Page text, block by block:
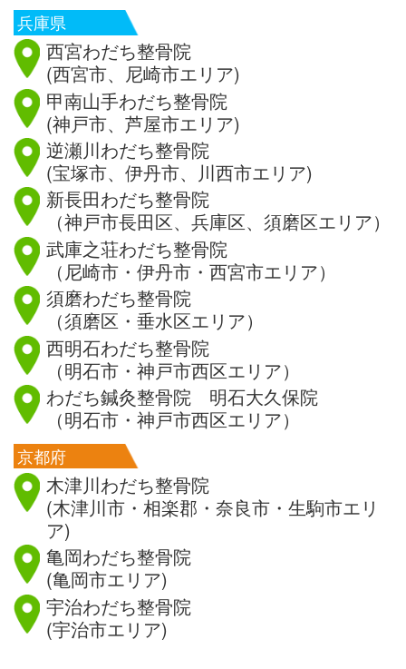
兵庫県
西宮わだち整骨院
(西宮市、尼崎市エリア)
甲南山手わだち整骨院
(神戸市、芦屋市エリア)
逆瀬川わだち整骨院
(宝塚市、伊丹市、川西市エリア)
新長田わだち整骨院
（神戸市長田区、兵庫区、須磨区エリア）
武庫之荘わだち整骨院
（尼崎市・伊丹市・西宮市エリア）
須磨わだち整骨院
（須磨区・垂水区エリア）
西明石わだち整骨院
（明石市・神戸市西区エリア）
わだち鍼灸整骨院 明石大久保院
（明石市・神戸市西区エリア）
京都府
木津川わだち整骨院
(木津川市・相楽郡・奈良市・生駒市エリ
ア)
亀岡わだち整骨院
(亀岡市エリア)
宇治わだち整骨院
(宇治市エリア)